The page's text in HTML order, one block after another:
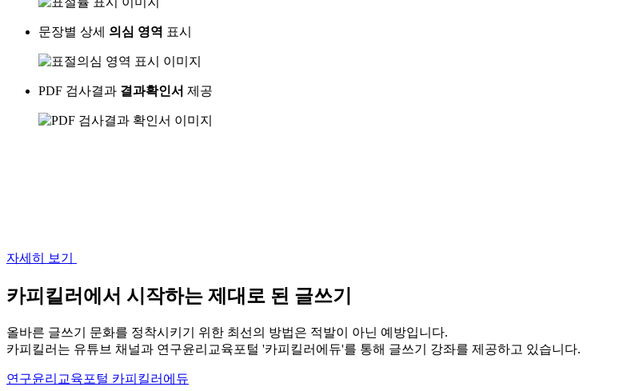
문장별 상세 의심 영역 표시
PDF 검사결과 결과확인서 제공
자세히 보기
카피킬러에서 시작하는 제대로 된 글쓰기
올바른 글쓰기 문화를 정착시키기 위한 최선의 방법은 적발이 아닌 예방입니다.
카피킬러는 유튜브 채널과 연구윤리교육포털 '카피킬러에듀'를 통해 글쓰기 강좌를 제공하고 있습니다.
연구윤리교육포털 카피킬러에듀